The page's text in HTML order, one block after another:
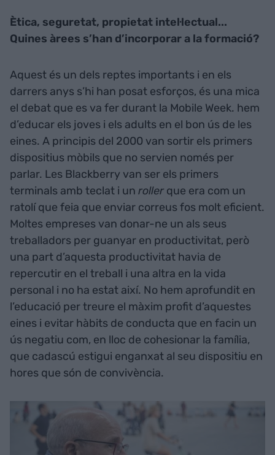
Ètica, seguretat, propietat intel·lectual...
Quines àrees s’han d’incorporar a la formació?
Aquest és un dels reptes importants i en els
darrers anys s’hi han posat esforços, és una mica
el debat que es va fer durant la Mobile Week. hem
d’educar els joves i els adults en el bon ús de les
eines. A principis del 2000 van sortir els primers
dispositius mòbils que no servien només per
parlar. Les Blackberry van ser els primers
terminals amb teclat i un roller que era com un
ratolí que feia que enviar correus fos molt eficient.
Moltes empreses van donar-ne un als seus
treballadors per guanyar en productivitat, però
una part d’aquesta productivitat havia de
repercutir en el treball i una altra en la vida
personal i no ha estat així. No hem aprofundit en
l’educació per treure el màxim profit d’aquestes
eines i evitar hàbits de conducta que en facin un
ús negatiu com, en lloc de cohesionar la família,
que cadascú estigui enganxat al seu dispositiu en
hores que són de convivència.